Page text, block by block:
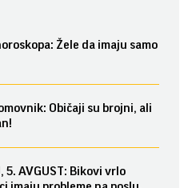
Žele da imaju samo
Običaji su brojni, ali
5. AVGUST: Bikovi vrlo